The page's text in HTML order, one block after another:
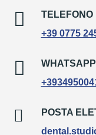

TELEFONO
+39 0775

WHATSAPP

POSTA